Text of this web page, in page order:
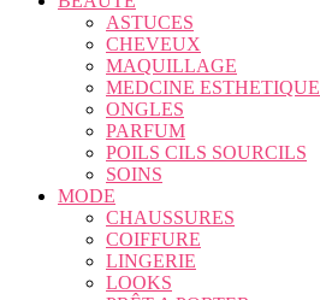
ASTUCES
CHEVEUX
MAQUILLAGE
MEDCINE ESTHETIQUE
ONGLES
PARFUM
POILS CILS SOURCILS
SOINS
MODE
CHAUSSURES
COIFFURE
LINGERIE
LOOKS